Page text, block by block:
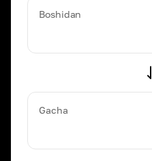
Boshidan
Gacha